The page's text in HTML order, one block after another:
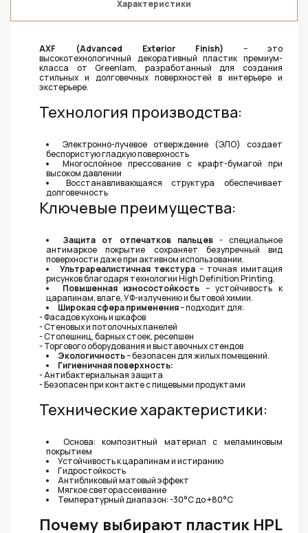
Характеристики
AXF (Advanced Exterior Finish) – это
высокотехнологичный декоративный пластик премиум-
класса от Greenlam, разработанный для создания
стильных и долговечных поверхностей в интерьере и
экстерьере.
Технология производства:
Электронно-лучевое отверждение (ЭЛО) создает
беспористую гладкую поверхность
Многослойное прессование с крафт-бумагой при
высоком давлении
Восстанавливающаяся структура обеспечивает
долговечность
Ключевые преимущества:
Защита от отпечатков пальцев- специальное
антимаркое покрытие сохраняет безупречный вид
поверхности даже при активном использовании.
Ультрареалистичная текстура – точная имитация
рисунков благодаря технологии High Definition Printing.
Повышенная износостойкость – устойчивость к
царапинам, влаге, УФ-излучению и бытовой химии.
Широкая сфера применения– подходит для:
- Фасадов кухонь и шкафов
- Стеновых и потолочных панелей
- Столешниц, барных стоек, ресепшен
- Торгового оборудования и выставочных стендов
Экологичность– безопасен для жилых помещений.
Гигиеничная поверхность:
- Антибактериальная защита
- Безопасен при контакте с пищевыми продуктами
Технические характеристики:
Основа: композитный материал с меламиновым
покрытием
Устойчивость к царапинам и истиранию
Гидростойкость
Антибликовый матовый эффект
Мягкое светорассеивание
Температурный диапазон: -30°C до +80°C
Почему выбирают пластик HPL